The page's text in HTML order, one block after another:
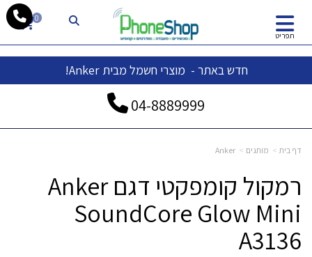
תפריט
0
חדש באתר - מוצרי חשמל מבית Anker!
04-8889999
דף בית מותגים Anker
רמקול קומפקטי דגם Anker
SoundCore Glow Mini
A3136